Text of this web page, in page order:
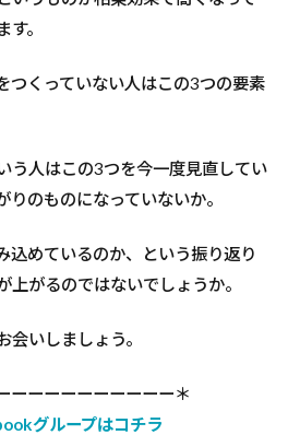
。
つくっていない人はこの3つの要素
う人はこの3つを今一度見直してい
のものになっていないか。
込めているのか、という振り返り
上がるのではないでしょうか。
いしましょう。
ーーーーーーーーーー＊
グループはコチラ